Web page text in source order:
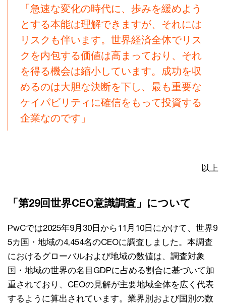
「急速な変化の時代に、歩みを緩めよう
とする本能は理解できますが、それには
リスクも伴います。世界経済全体でリス
クを内包する価値は高まっており、それ
を得る機会は縮小しています。成功を収
めるのは大胆な決断を下し、最も重要な
ケイパビリティに確信をもって投資する
企業なのです」
以上
「第29回世界CEO意識調査」について
PwCでは2025年9月30日から11月10日にかけて、世界9
5カ国・地域の4,454名のCEOに調査しました。本調査
におけるグローバルおよび地域の数値は、調査対象
国・地域の世界の名目GDPに占める割合に基づいて加
重されており、CEOの見解が主要地域全体を広く代表
するように算出されています。業界別および国別の数